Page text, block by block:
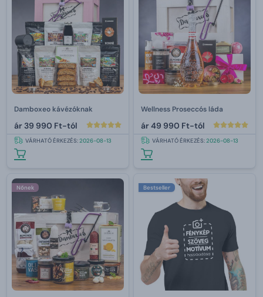
Damboxeo kávézóknak
ár39 990 Ft-tól
VÁRHATÓ ÉRKEZÉS:2026-08-13
Wellness Proseccós láda
ár49 990 Ft-tól
VÁRHATÓ ÉRKEZÉS:2026-08-13
Nőnek Bestseller